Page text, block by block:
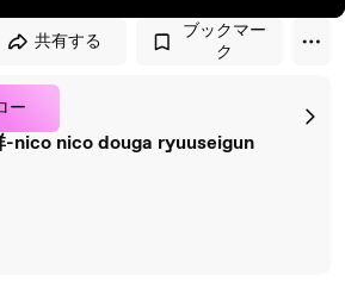
共有する
ブックマー
ク
ー
-nico nico douga ryuuseigun